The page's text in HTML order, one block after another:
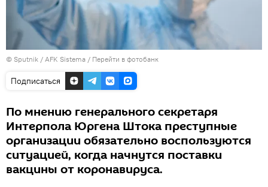
© Sputnik / AFK Sistema / Перейти в фотобанк
Подписаться
По мнению генерального секретаря
Интерпола Юргена Штока преступные
организации обязательно воспользуются
ситуацией, когда начнутся поставки
вакцины от коронавируса.